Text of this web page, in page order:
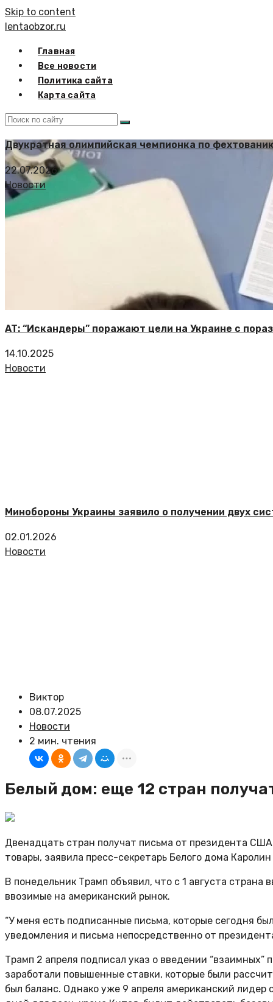
Skip to content
lentaobzor.ru
Главная
Все новости
Политика сайта
Карта сайта
Двукратная олимпийская чемпионка по
22.07.2026
Новости
AT: “Искандеры” поражают цели на Украине с
14.10.2025
Новости
Минобороны Украины заявило о получении двух
02.01.2026
Новости
Виктор
08.07.2025
Новости
2 мин. чтения
Белый дом: еще 12 стран
Двенадцать стран получат письма от президента
товары, заявила пресс-секретарь Белого дома
В понедельник Трамп объявил, что с 1 августа
ввозимые на американский рынок.
“У меня есть подписанные письма, которые сегодня
уведомления и письма непосредственно от
Трамп 2 апреля подписал указ о введении “взаимных”
заработали повышенные ставки, которые были
был баланс. Однако уже 9 апреля американский лидер